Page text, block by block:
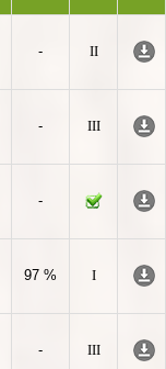
-
II
-
III
-
97 %
I
-
III